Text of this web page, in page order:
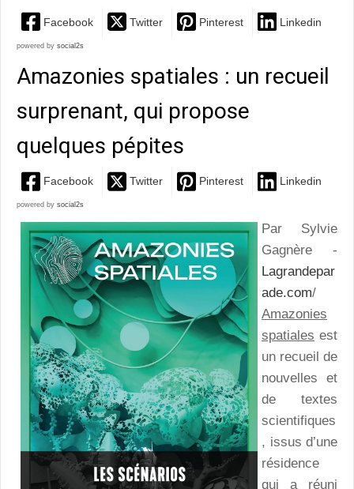
Facebook Twitter Pinterest Linkedin
powered by social2s
Amazonies spatiales : un recueil
surprenant, qui propose
quelques pépites
Facebook Twitter Pinterest Linkedin
powered by social2s
Par Sylvie
Gagnère -
Lagrandepar
ade.com/
Amazonies
spatiales est
un recueil de
nouvelles et
de textes
scientifiques
, issus d’une
résidence
qui a réuni